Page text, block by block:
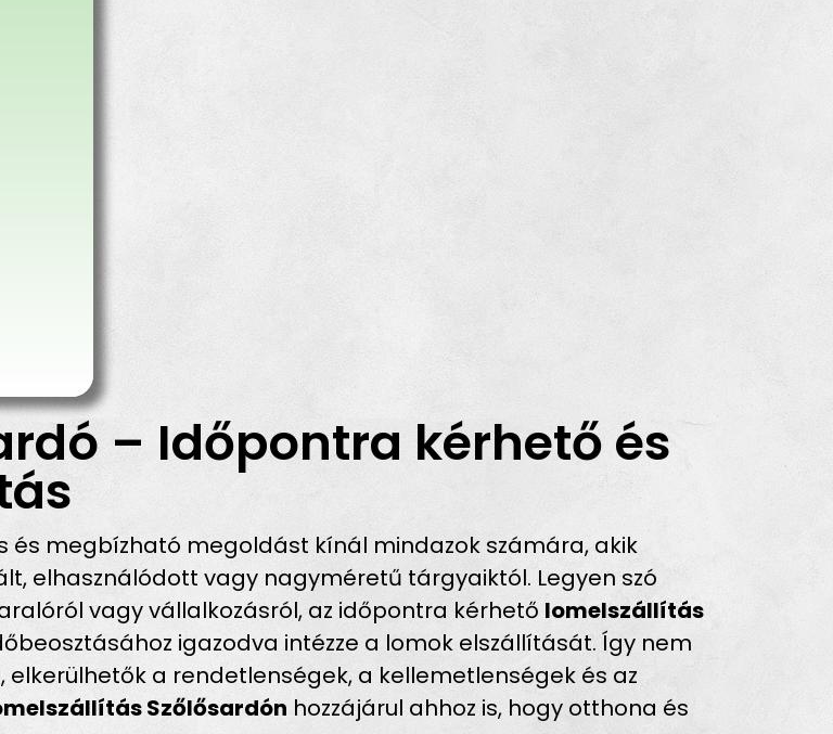
– Időpontra kérhető és
és megbízható megoldást kínál mindazok számára, akik
elhasználódott vagy nagyméretű tárgyaiktól. Legyen szó
vagy vállalkozásról, az időpontra kérhető lomelszállítás
igazodva intézze a lomok elszállítását. Így nem
elkerülhetők a rendetlenségek, a kellemetlenségek és az
Szőlősardón hozzájárul ahhoz is, hogy otthona és